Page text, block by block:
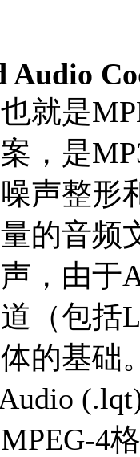
Audio
就是
，是
声整形
的音频
，由于
（包括
的基础
4